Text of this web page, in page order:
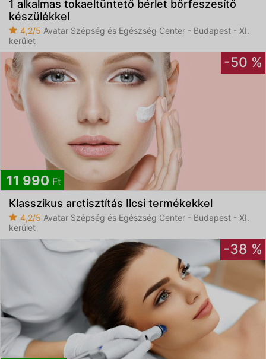
1 alkalmas tokaeltüntető bérlet bőrfeszesítő
készülékkel
4,2/5 Avatar Szépség és Egészség Center - Budapest - XI.
kerület
-50 %
11 990 Ft
Klasszikus arctisztítás Ilcsi termékekkel
4,2/5 Avatar Szépség és Egészség Center - Budapest - XI.
kerület
-38 %